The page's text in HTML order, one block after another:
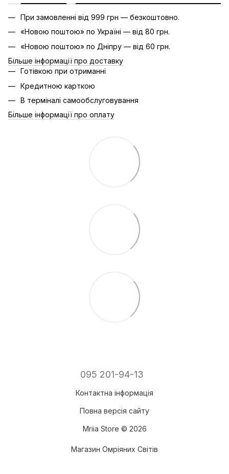
При замовленні від 999 грн — безкоштовно.
«Новою поштою» по Україні — від 80 грн.
«Новою поштою» по Дніпру — від 60 грн.
Більше інформації про доставку
Готівкою при отриманні
Кредитною карткою
В терміналі самообслуговування
Більше інформації про оплату
095 201-94-13
Контактна інформація
Повна версія сайту
Mriia Store © 2026
Магазин Омріяних Світів